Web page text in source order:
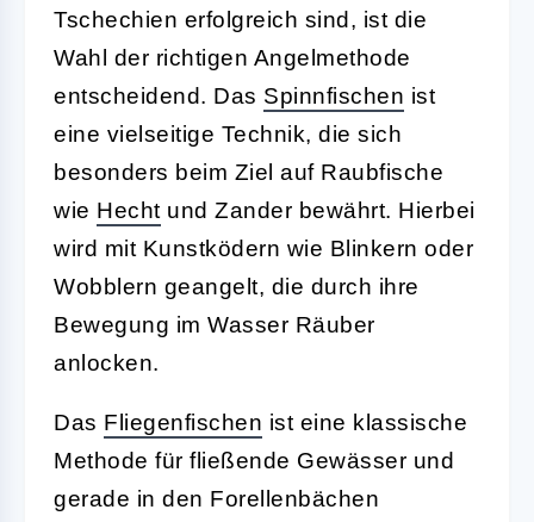
Tschechien erfolgreich sind, ist die
Wahl der richtigen Angelmethode
entscheidend. Das Spinnfischen ist
eine vielseitige Technik, die sich
besonders beim Ziel auf Raubfische
wie Hecht und Zander bewährt. Hierbei
wird mit Kunstködern wie Blinkern oder
Wobblern geangelt, die durch ihre
Bewegung im Wasser Räuber
anlocken.
Das Fliegenfischen ist eine klassische
Methode für fließende Gewässer und
gerade in den Forellenbächen